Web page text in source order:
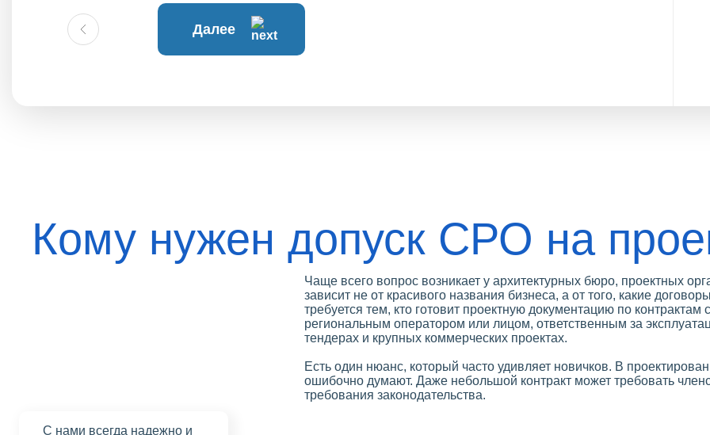
Далее
Кому нужен допуск СРО на
С нами всегда надежно и
Чаще всего вопрос возникает у архитектурных бюро, проектных
зависит не от красивого названия бизнеса, а от того, какие
требуется тем, кто готовит проектную документацию по контрактам
региональным оператором или лицом, ответственным за
тендерах и крупных коммерческих проектах.
Есть один нюанс, который часто удивляет новичков. В
ошибочно думают. Даже небольшой контракт может требовать
требования законодательства.